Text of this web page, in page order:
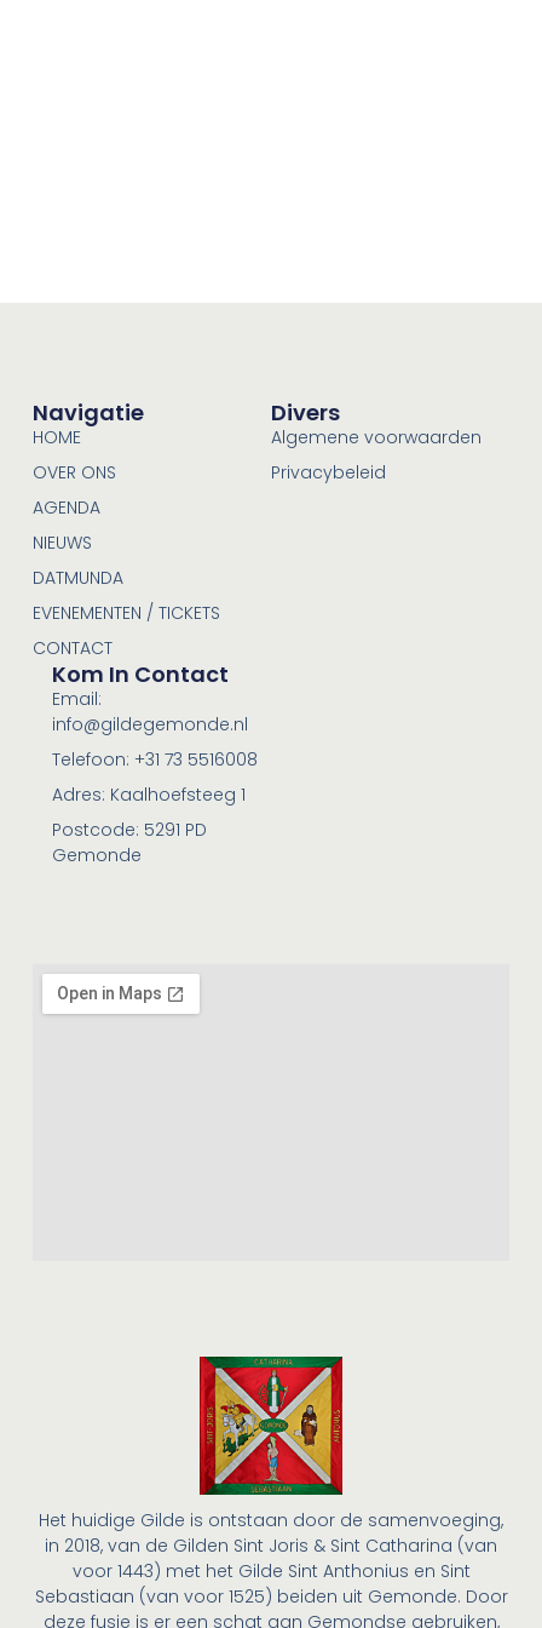
Het huidige Gilde is ontstaan door de samenvoeging,
in 2018, van de Gilden Sint Joris & Sint Catharina (van
voor 1443) met het Gilde Sint Anthonius en Sint
Sebastiaan (van voor 1525) beiden uit Gemonde. Door
deze fusie is er een schat aan Gemondse gebruiken,
Navigatie
HOME
OVER ONS
AGENDA
NIEUWS
DATMUNDA
EVENEMENTEN / TICKETS
CONTACT
Divers
Algemene voorwaarden
Privacybeleid
Kom In Contact
Email:
info@gildegemonde.nl
Telefoon: +31 73 5516008
Adres: Kaalhoefsteeg 1
Postcode: 5291 PD
Gemonde